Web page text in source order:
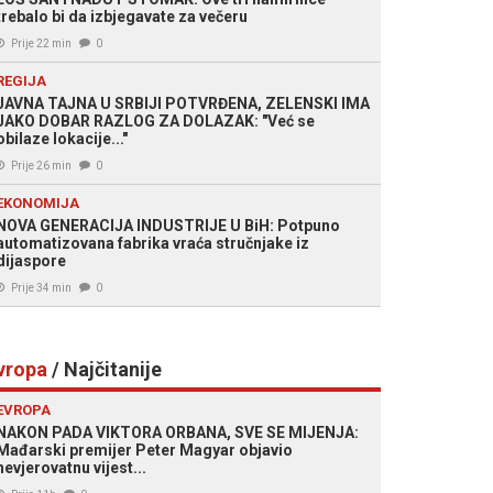
bi da izbjegavate za večeru
Prije 22 min 0
TAJNA U SRBIJI POTVRĐENA, ZELENSKI IMA
DOBAR RAZLOG ZA DOLAZAK: "Već se
lokacije..."
Prije 26 min 0
GENERACIJA INDUSTRIJE U BiH: Potpuno
fabrika vraća stručnjake iz
Prije 34 min 0
/ Najčitanije
PADA VIKTORA ORBANA, SVE SE MIJENJA:
premijer Peter Magyar objavio
vijest...